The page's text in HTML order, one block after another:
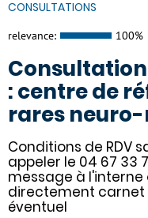
CONSULTATIONS
relevance: 100%
: centre de
rares
Conditions de RDV
appeler le 04 67 33
message à
directement carnet
éventuel